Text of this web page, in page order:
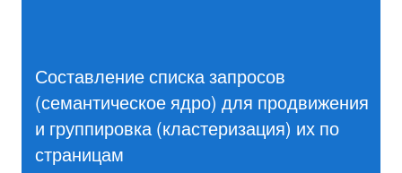
Составление списка запросов
(семантическое ядро) для продвижения
и группировка (кластеризация) их по
страницам